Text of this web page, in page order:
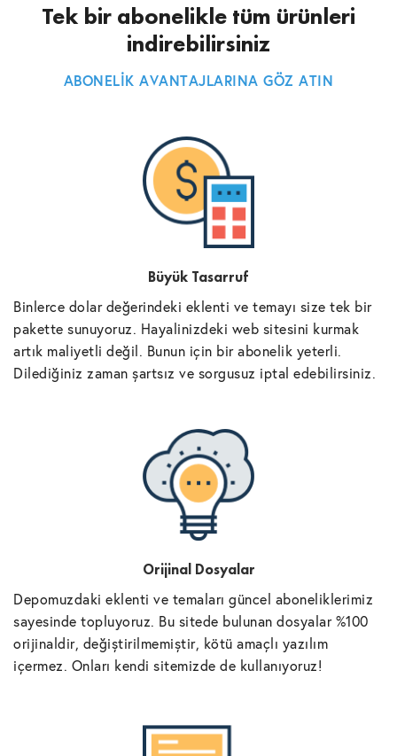
Tek bir abonelikle tüm ürünleri
indirebilirsiniz
ABONELİK AVANTAJLARINA GÖZ ATIN
Büyük Tasarruf
Binlerce dolar değerindeki eklenti ve temayı size tek bir
pakette sunuyoruz. Hayalinizdeki web sitesini kurmak
artık maliyetli değil. Bunun için bir abonelik yeterli.
Dilediğiniz zaman şartsız ve sorgusuz iptal edebilirsiniz.
Orijinal Dosyalar
Depomuzdaki eklenti ve temaları güncel aboneliklerimiz
sayesinde topluyoruz. Bu sitede bulunan dosyalar %100
orijinaldir, değiştirilmemiştir, kötü amaçlı yazılım
içermez. Onları kendi sitemizde de kullanıyoruz!